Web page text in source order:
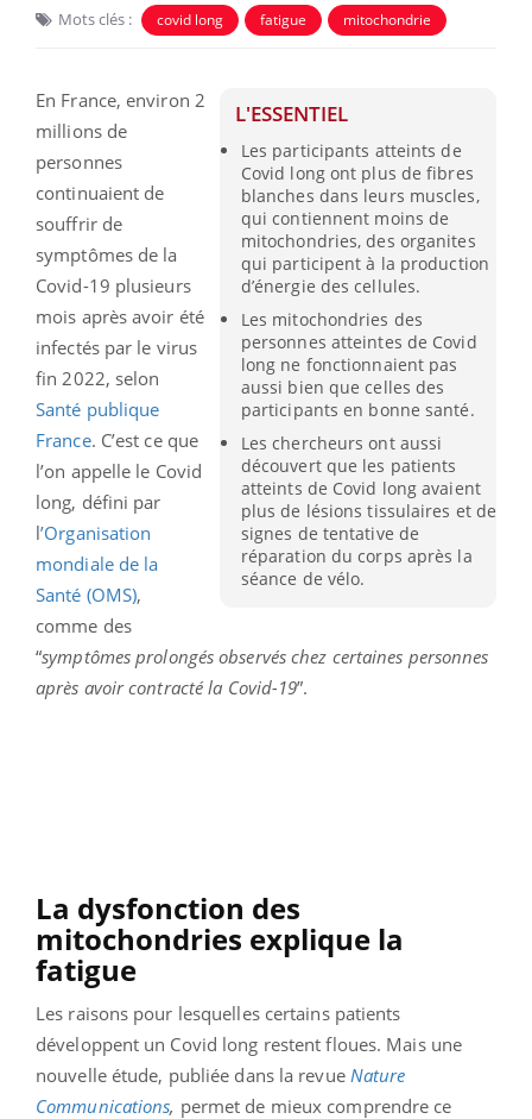
Mots clés : covid long fatigue mitochondrie
L'ESSENTIEL
Les participants atteints de
Covid long ont plus de fibres
blanches dans leurs muscles,
qui contiennent moins de
mitochondries, des organites
qui participent à la production
d’énergie des cellules.
Les mitochondries des
personnes atteintes de Covid
long ne fonctionnaient pas
aussi bien que celles des
participants en bonne santé.
Les chercheurs ont aussi
découvert que les patients
atteints de Covid long avaient
plus de lésions tissulaires et de
signes de tentative de
réparation du corps après la
séance de vélo.
En France, environ 2
millions de
personnes
continuaient de
souffrir de
symptômes de la
Covid-19 plusieurs
mois après avoir été
infectés par le virus
fin 2022, selon
Santé publique
France. C’est ce que
l’on appelle le Covid
long, défini par
l’Organisation
mondiale de la
Santé (OMS),
comme des
“symptômes prolongés observés chez certaines personnes
après avoir contracté la Covid-19”.
La dysfonction des
mitochondries explique la
fatigue
Les raisons pour lesquelles certains patients
développent un Covid long restent floues. Mais une
nouvelle étude, publiée dans la revue Nature
Communications, permet de mieux comprendre ce